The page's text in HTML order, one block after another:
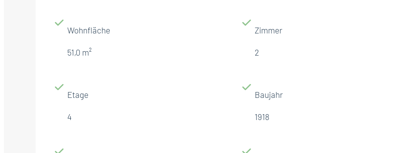
Wohnfläche
51,0 m²
Zimmer
2
Etage
4
Baujahr
1918